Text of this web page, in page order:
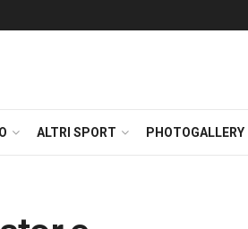
ALTRI SPORT PHOTOGALLERY